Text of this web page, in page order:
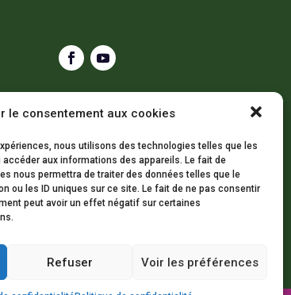
le consentement aux cookies
nous utilisons des technologies telles que les
aux informations des appareils. Le fait de
nous permettra de traiter des données telles que le
ou les ID uniques sur ce site. Le fait de ne pas consentir
peut avoir un effet négatif sur certaines
Refuser Voir les préférences
le thème la communication en Belgique
le 9 décembre prochain… Bloquez déjà
la date !